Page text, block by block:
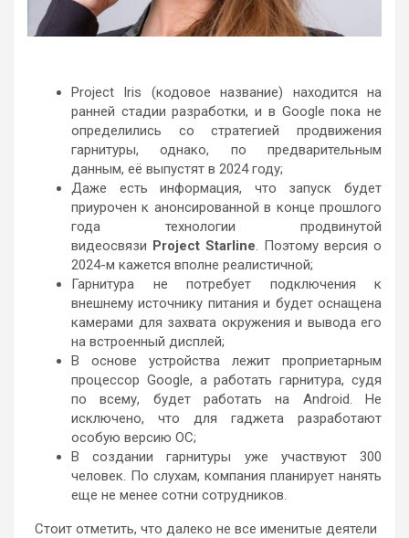
Project Iris (кодовое название) находится на
ранней стадии разработки, и в Google пока не
определились со стратегией продвижения
гарнитуры, однако, по предварительным
данным, её выпустят в 2024 году;
Даже есть информация, что запуск будет
приурочен к анонсированной в конце прошлого
года технологии продвинутой
видеосвязи Project Starline. Поэтому версия о
2024-м кажется вполне реалистичной;
Гарнитура не потребует подключения к
внешнему источнику питания и будет оснащена
камерами для захвата окружения и вывода его
на встроенный дисплей;
В основе устройства лежит проприетарным
процессор Google, а работать гарнитура, судя
по всему, будет работать на Android. Не
исключено, что для гаджета разработают
особую версию ОС;
В создании гарнитуры уже участвуют 300
человек. По слухам, компания планирует нанять
еще не менее сотни сотрудников.
Стоит отметить, что далеко не все именитые деятели